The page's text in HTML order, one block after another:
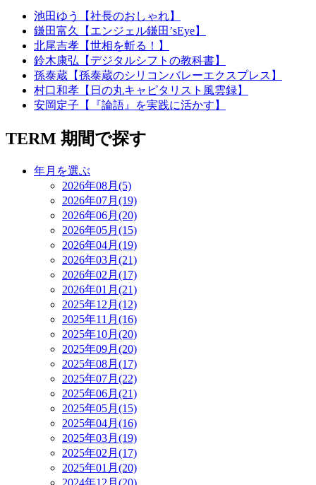
池田ゆう【社長のおしゃれ】
鎌田富久【エンジェル鎌田’sEye】
北尾吉孝【世相を斬る！】
鈴木康弘【デジタルシフトの教科書】
孫泰蔵【孫泰蔵のシリコンバレーエクスプレス】
村口和孝【日の丸キャピタリスト風雲録】
安岡定子【『論語』を実践に活かす】
TERM 期間で探す
年月を選ぶ
2026年08月(5)
2026年07月(19)
2026年06月(20)
2026年05月(15)
2026年04月(19)
2026年03月(21)
2026年02月(17)
2026年01月(21)
2025年12月(12)
2025年11月(16)
2025年10月(20)
2025年09月(20)
2025年08月(17)
2025年07月(22)
2025年06月(21)
2025年05月(15)
2025年04月(16)
2025年03月(19)
2025年02月(17)
2025年01月(20)
2024年12月(20)